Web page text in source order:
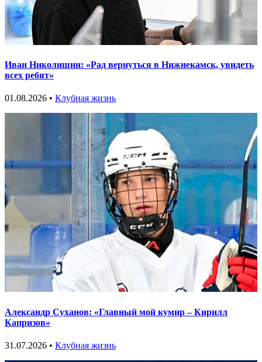
Иван Николишин: «Рад вернуться в Нижнекамск, увидеть
всех ребят»
01.08.2026 • Клубная жизнь
Александр Суханов: «Главный мой кумир – Кирилл
Капризов»
31.07.2026 • Клубная жизнь